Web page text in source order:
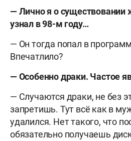
— Лично я о существовании
узнал в 98-м году…
— Он тогда попал в
Впечатлило?
— Особенно драки. Частое
— Случаются драки, не без
запретишь. Тут всё как в
удалился. Нет такого, что
обязательно получаешь